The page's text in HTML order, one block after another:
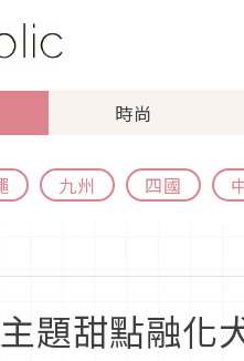
時尚
九州 四國
題甜點融化